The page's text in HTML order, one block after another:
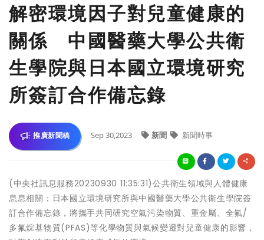
解密環境因子對兒童健康的
關係 中國醫藥大學公共衛
生學院與日本國立環境研究
所簽訂合作備忘錄
推廣新聞稿 Sep 30,2023 新聞 新聞時事
(中央社訊息服務20230930 11:35:31)公共衛生領域與人體健康
息息相關；日本國立環境研究所與中國醫藥大學公共衛生學院簽
訂合作備忘錄，將攜手共同研究空氣污染物質、重金屬、全氟/
多氟烷基物質(PFAS)等化學物質與氣候變遷對兒童健康的影響，